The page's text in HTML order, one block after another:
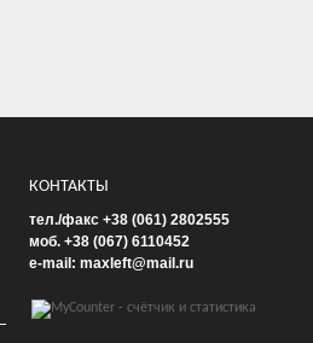
КОНТАКТЫ
тел./факс +38 (061) 2802555
моб. +38 (067) 6110452
e-mail: maxleft@mail.ru